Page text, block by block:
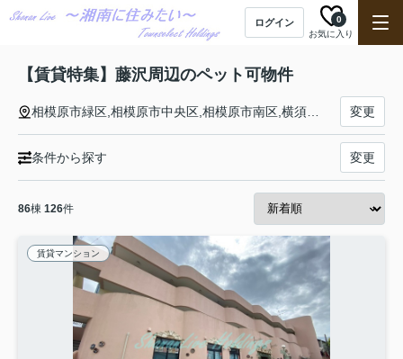
ログイン
お気に入り
0
【賃貸特集】藤沢周辺のペット可物件
変更
条件から探す 変更
86棟 126件
賃貸マンション